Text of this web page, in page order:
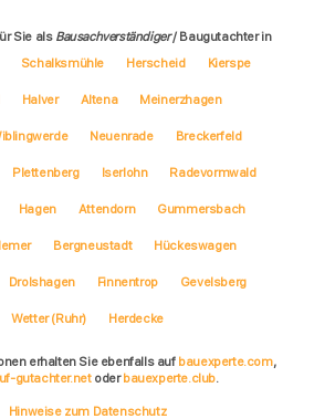
Sie als Bausachverständiger/ Baugutachter in
Schalksmühle Herscheid Kierspe
Halver Altena Meinerzhagen
Neuenrade Breckerfeld
Plettenberg Iserlohn Radevormwald
Hagen Attendorn Gummersbach
Bergneustadt Hückeswagen
Drolshagen Finnentrop Gevelsberg
Wetter (Ruhr) Herdecke
erhalten Sie ebenfalls auf bauexperte.com,
gutachter.netoderbauexperte.club.
Hinweise zum Datenschutz